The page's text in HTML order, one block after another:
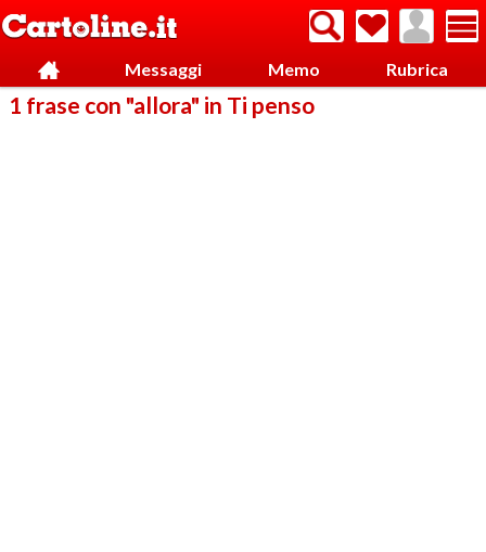
Messaggi Memo Rubrica
1 frase con "allora" in Ti penso